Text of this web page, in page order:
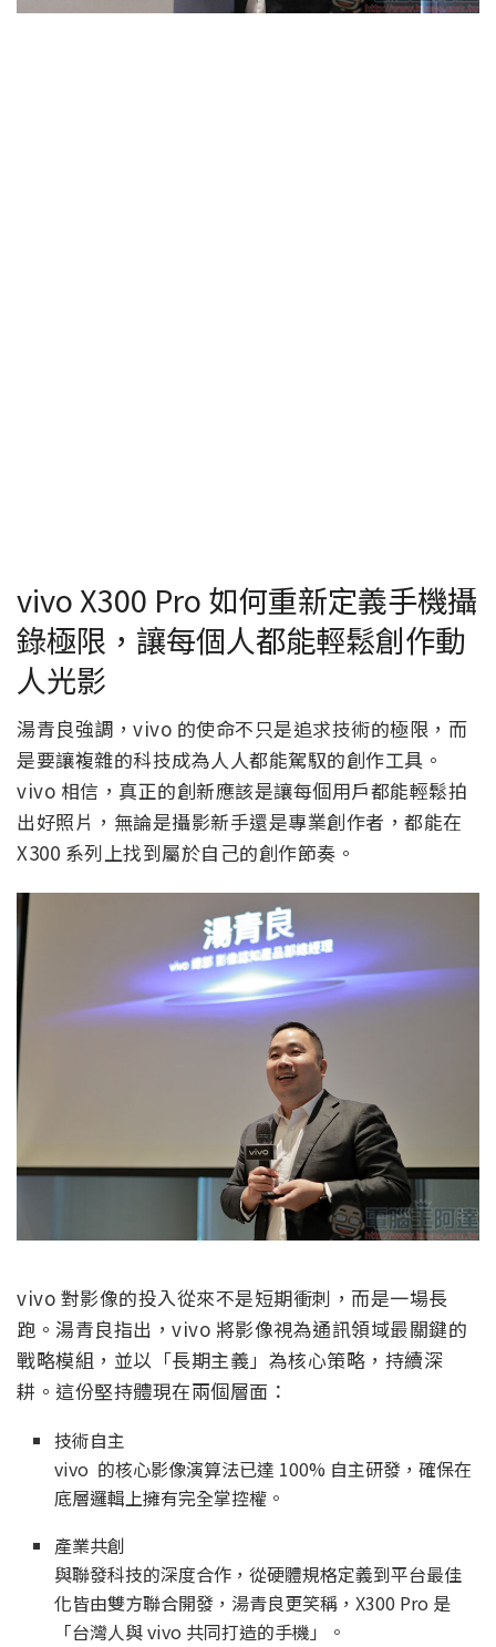
vivo X300 Pro 如何重新定義手機攝
錄極限，讓每個人都能輕鬆創作動
人光影
湯青良強調，vivo 的使命不只是追求技術的極限，而
是要讓複雜的科技成為人人都能駕馭的創作工具。
vivo 相信，真正的創新應該是讓每個用戶都能輕鬆拍
出好照片，無論是攝影新手還是專業創作者，都能在
X300 系列上找到屬於自己的創作節奏。
vivo 對影像的投入從來不是短期衝刺，而是一場長
跑。湯青良指出，vivo 將影像視為通訊領域最關鍵的
戰略模組，並以「長期主義」為核心策略，持續深
耕。這份堅持體現在兩個層面：
技術自主
vivo 的核心影像演算法已達 100% 自主研發，確保在
底層邏輯上擁有完全掌控權。
產業共創
與聯發科技的深度合作，從硬體規格定義到平台最佳
化皆由雙方聯合開發，湯青良更笑稱，X300 Pro 是
「台灣人與 vivo 共同打造的手機」。